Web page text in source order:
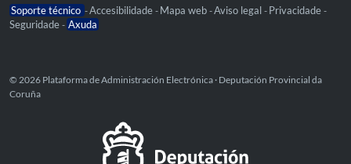
Soporte técnico -Accesibilidade - Mapa web -Aviso legal - Privacidade -
Seguridade - Axuda
© 2026 Plataforma de Administración Electrónica · Deputación Provincial da
Coruña